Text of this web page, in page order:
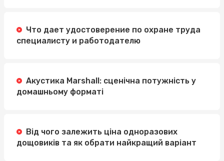
Что дает удостоверение по охране труда
специалисту и работодателю
Акустика Marshall: сценічна потужність у
домашньому форматі
Від чого залежить ціна одноразових
дощовиків та як обрати найкращий варіант